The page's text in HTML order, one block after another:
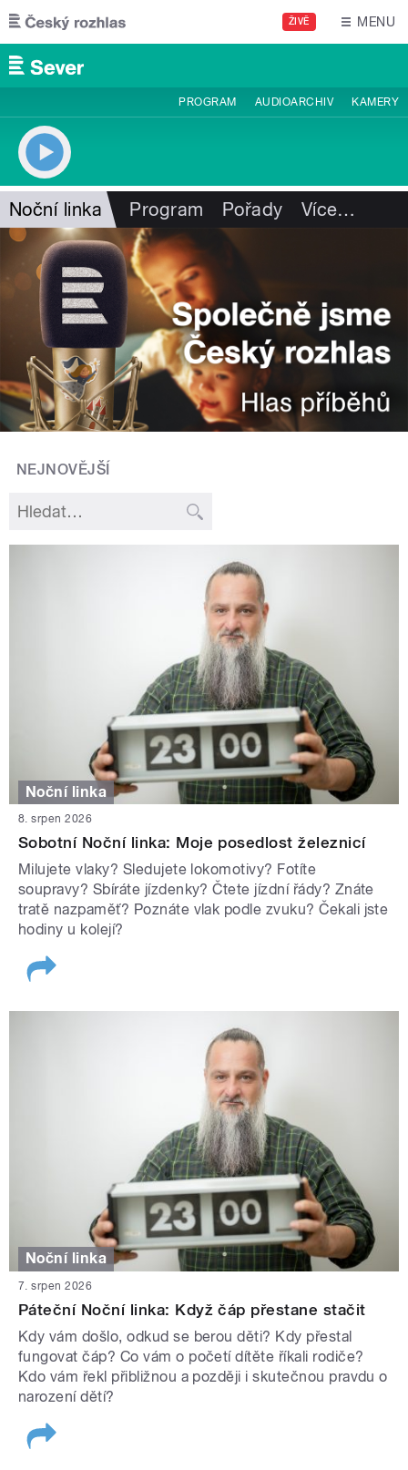
Přejít k hlavnímu obsahu
ŽIVĚ MENU
PROGRAM AUDIOARCHIV KAMERY
Noční linka Program Pořady Více…
NEJNOVĚJŠÍ
Noční linka
8. srpen 2026
Sobotní Noční linka: Moje posedlost železnicí
Milujete vlaky? Sledujete lokomotivy? Fotíte
soupravy? Sbíráte jízdenky? Čtete jízdní řády? Znáte
tratě nazpaměť? Poznáte vlak podle zvuku? Čekali jste
hodiny u kolejí?
Noční linka
7. srpen 2026
Páteční Noční linka: Když čáp přestane stačit
Kdy vám došlo, odkud se berou děti? Kdy přestal
fungovat čáp? Co vám o početí dítěte říkali rodiče?
Kdo vám řekl přibližnou a později i skutečnou pravdu o
narození dětí?